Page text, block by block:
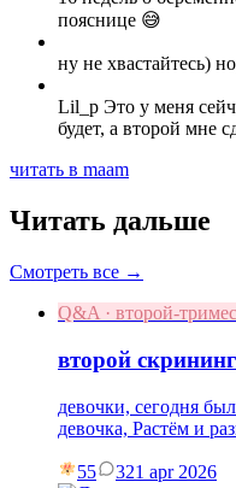
пояснице 😅
ну не хвастайтесь)
Lil_p Это у меня
будет, а второй мне
читать в maam
Читать дальше
Смотреть все →
Q&A · второй-
второй скрининг
девочки, сегодня
девочка, Растём и
55 321 apr 2026